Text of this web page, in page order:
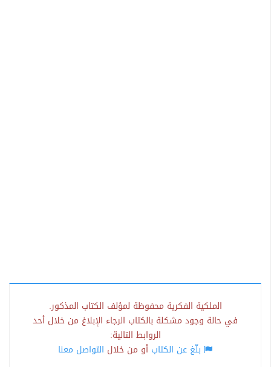
الملكية الفكرية محفوظة لمؤلف الكتاب المذكور.
في حالة وجود مشكلة بالكتاب الرجاء الإبلاغ من خلال أحد
الروابط التالية:
بلّغ عن الكتاب أو من خلال التواصل معنا